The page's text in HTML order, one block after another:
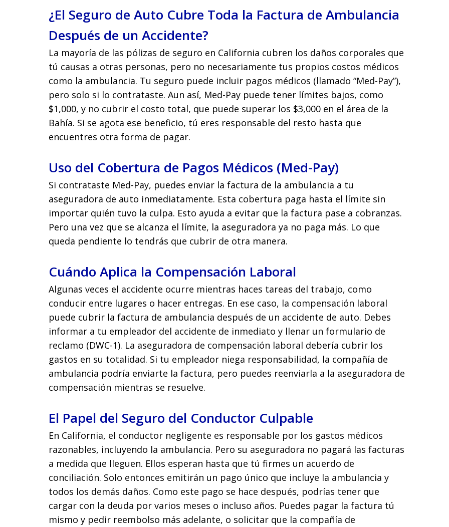
¿El Seguro de Auto Cubre Toda la Factura de Ambulancia
Después de un Accidente?
La mayoría de las pólizas de seguro en California cubren los daños corporales que
tú causas a otras personas, pero no necesariamente tus propios costos médicos
como la ambulancia. Tu seguro puede incluir pagos médicos (llamado “Med-Pay”),
pero solo si lo contrataste. Aun así, Med-Pay puede tener límites bajos, como
$1,000, y no cubrir el costo total, que puede superar los $3,000 en el área de la
Bahía. Si se agota ese beneficio, tú eres responsable del resto hasta que
encuentres otra forma de pagar.
Uso del Cobertura de Pagos Médicos (Med-Pay)
Si contrataste Med-Pay, puedes enviar la factura de la ambulancia a tu
aseguradora de auto inmediatamente. Esta cobertura paga hasta el límite sin
importar quién tuvo la culpa. Esto ayuda a evitar que la factura pase a cobranzas.
Pero una vez que se alcanza el límite, la aseguradora ya no paga más. Lo que
queda pendiente lo tendrás que cubrir de otra manera.
Cuándo Aplica la Compensación Laboral
Algunas veces el accidente ocurre mientras haces tareas del trabajo, como
conducir entre lugares o hacer entregas. En ese caso, la compensación laboral
puede cubrir la factura de ambulancia después de un accidente de auto. Debes
informar a tu empleador del accidente de inmediato y llenar un formulario de
reclamo (DWC-1). La aseguradora de compensación laboral debería cubrir los
gastos en su totalidad. Si tu empleador niega responsabilidad, la compañía de
ambulancia podría enviarte la factura, pero puedes reenviarla a la aseguradora de
compensación mientras se resuelve.
El Papel del Seguro del Conductor Culpable
En California, el conductor negligente es responsable por los gastos médicos
razonables, incluyendo la ambulancia. Pero su aseguradora no pagará las facturas
a medida que lleguen. Ellos esperan hasta que tú firmes un acuerdo de
conciliación. Solo entonces emitirán un pago único que incluye la ambulancia y
todos los demás daños. Como este pago se hace después, podrías tener que
cargar con la deuda por varios meses o incluso años. Puedes pagar la factura tú
mismo y pedir reembolso más adelante, o solicitar que la compañía de